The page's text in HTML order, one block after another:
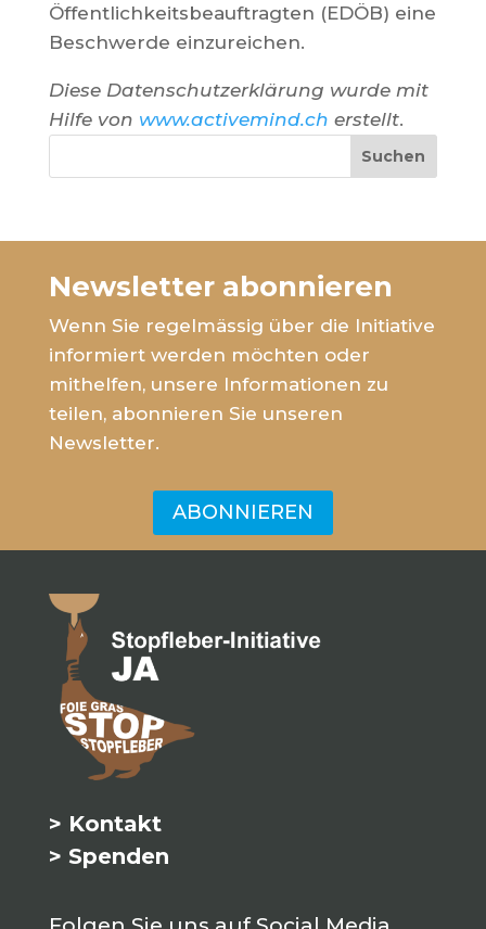
Öffentlichkeitsbeauftragten (EDÖB) eine
Beschwerde einzureichen.
Diese Datenschutzerklärung wurde mit
Hilfe von www.activemind.ch erstellt.
Suchen
Newsletter abonnieren
Wenn Sie regelmässig über die Initiative
informiert werden möchten oder
mithelfen, unsere Informationen zu
teilen, abonnieren Sie unseren
Newsletter.
ABONNIEREN
> Kontakt
> Spenden